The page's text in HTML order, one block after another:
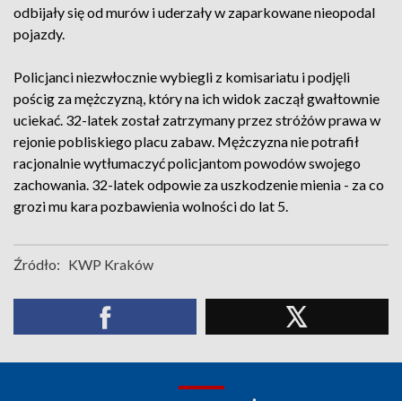
odbijały się od murów i uderzały w zaparkowane nieopodal
pojazdy.
Policjanci niezwłocznie wybiegli z komisariatu i podjęli
pościg za mężczyzną, który na ich widok zaczął gwałtownie
uciekać. 32-latek został zatrzymany przez stróżów prawa w
rejonie pobliskiego placu zabaw. Mężczyzna nie potrafił
racjonalnie wytłumaczyć policjantom powodów swojego
zachowania. 32-latek odpowie za uszkodzenie mienia - za co
grozi mu kara pozbawienia wolności do lat 5.
Źródło: KWP Kraków